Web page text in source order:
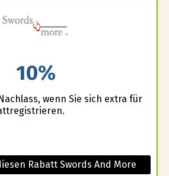
10%
wenn Sie sich extra für
Rabatt Swords And More